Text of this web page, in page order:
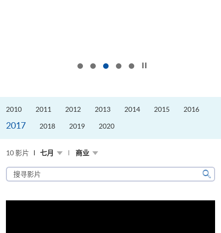
2010 2011 2012 2013 2014 2015 2016
2017 2018 2019 2020
10 影片 七月 商业
搜
寻
片
搜